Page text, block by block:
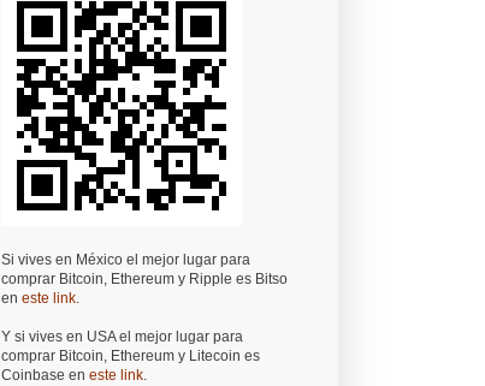
Si vives en México el mejor lugar para
comprar Bitcoin, Ethereum y Ripple es Bitso
en este link.
Y si vives en USA el mejor lugar para
comprar Bitcoin, Ethereum y Litecoin es
Coinbase en este link.